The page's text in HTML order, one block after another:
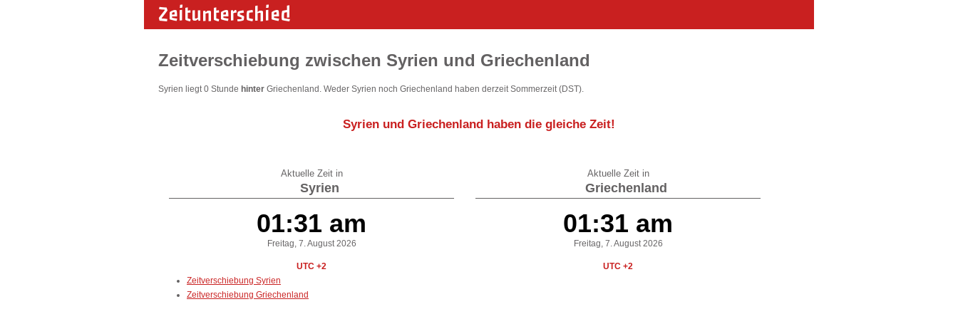
Zeitunterschied
Zeitverschiebung zwischen Syrien und Griechenland
Syrien liegt 0 Stunde hinter Griechenland. Weder Syrien noch Griechenland haben derzeit Sommerzeit (DST).
Syrien und Griechenland haben die gleiche Zeit!
Aktuelle Zeit in
Syrien
01:31 am
Freitag, 7. August 2026
UTC +2
Aktuelle Zeit in
Griechenland
01:31 am
Freitag, 7. August 2026
UTC +2
Zeitverschiebung Syrien
Zeitverschiebung Griechenland